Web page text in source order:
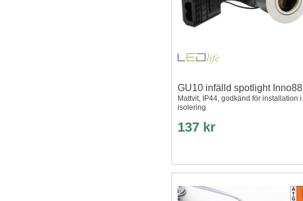
GU10 infälld spotlight Inno88
Mattvit, IP44, godkänd för installation i
isolering
137 kr